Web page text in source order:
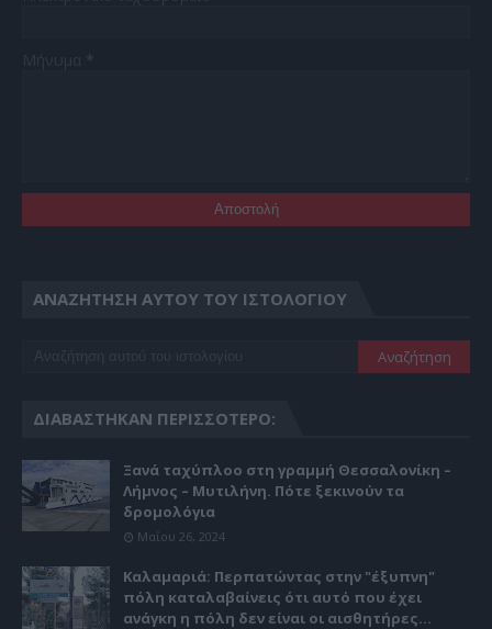
ΑΝΑΖΉΤΗΣΗ ΑΥΤΟΎ ΤΟΥ ΙΣΤΟΛΟΓΊΟΥ
ΔΙΑΒΆΣΤΗΚΑΝ ΠΕΡΙΣΣΌΤΕΡΟ:
Ξανά ταχύπλοο στη γραμμή Θεσσαλονίκη –
Λήμνος – Μυτιλήνη. Πότε ξεκινούν τα
δρομολόγια
Μαΐου 26, 2024
Καλαμαριά: Περπατώντας στην "έξυπνη"
πόλη καταλαβαίνεις ότι αυτό που έχει
ανάγκη η πόλη δεν είναι οι αισθητήρες...